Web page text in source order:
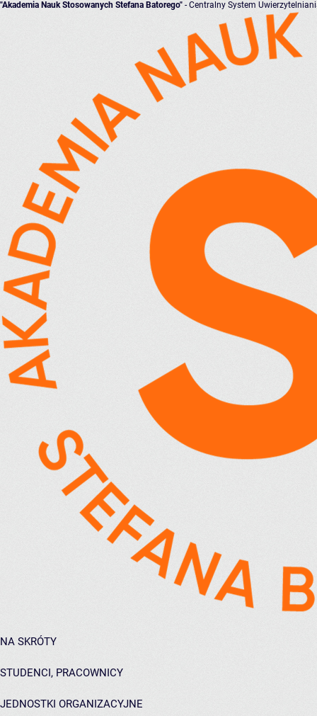
"Akademia Nauk Stosowanych Stefana Batorego" - Centralny System
NA SKRÓTY
STUDENCI, PRACOWNICY
JEDNOSTKI ORGANIZACYJNE